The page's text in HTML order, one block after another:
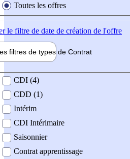
Toutes les offres
le filtre de date de création de l'offre
filtres de types de Contrat
contrat
CDI (4)
CDD (1)
Intérim
CDI Intérimaire
Saisonnier
Contrat apprentissage